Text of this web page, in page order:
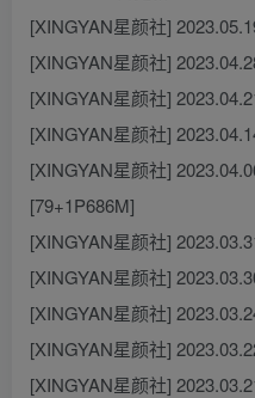
[XINGYAN星颜社]
[XINGYAN星颜社]
[XINGYAN星颜社]
[XINGYAN星颜社]
[XINGYAN星颜社]
[79+1P686M]
[XINGYAN星颜社]
[XINGYAN星颜社]
[XINGYAN星颜社]
[XINGYAN星颜社]
[XINGYAN星颜社]